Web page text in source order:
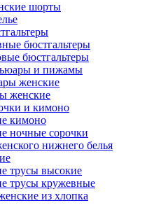
шорты
бюстгальтеры
бюстгальтеры
и пижамы
женские
женские
и кимоно
кимоно
ночные сорочки
нижнего белья
трусы высокие
трусы кружевные
из хлопка